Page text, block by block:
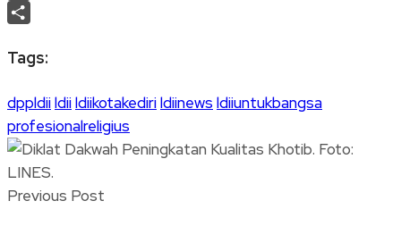
Copy
Tags:
dppldiildiildiikotakedirildiinews ldiiuntukbangsa
profesionalreligius
Previous Post